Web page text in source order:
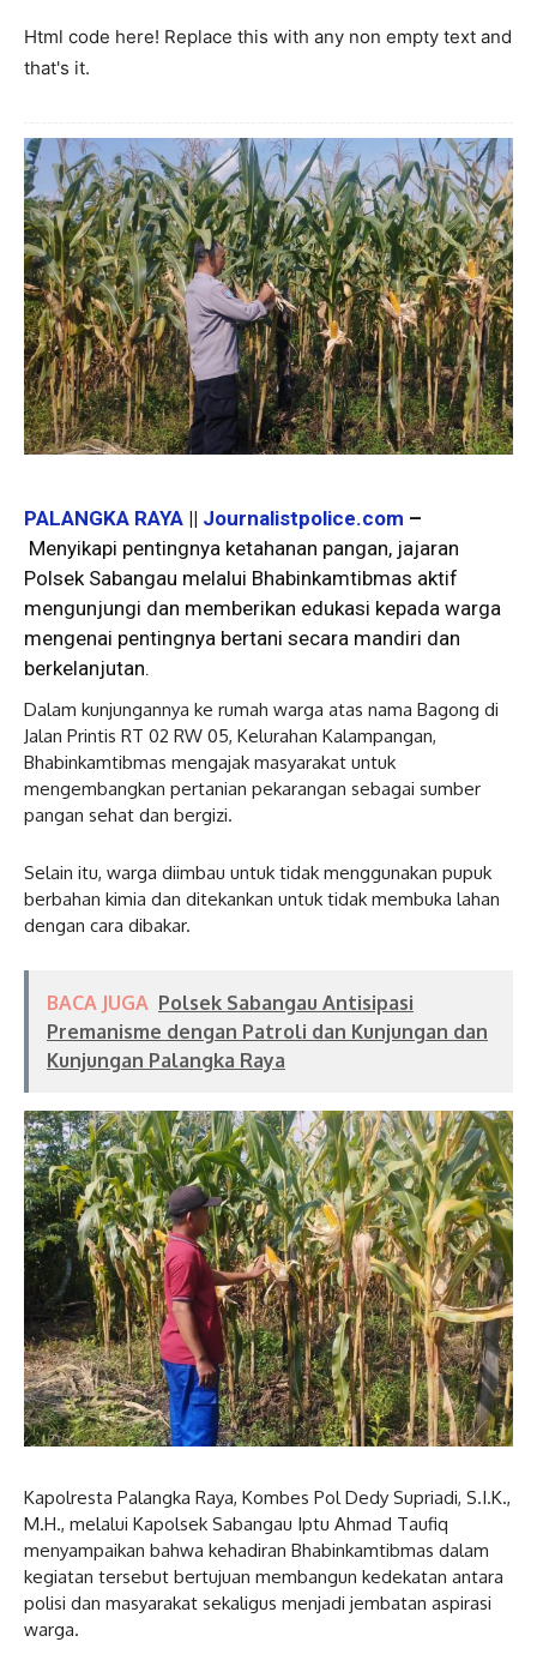
Html code here! Replace this with any non empty text and
that's it.
PALANGKA RAYA || Journalistpolice.com –
Menyikapi pentingnya ketahanan pangan, jajaran
Polsek Sabangau melalui Bhabinkamtibmas aktif
mengunjungi dan memberikan edukasi kepada warga
mengenai pentingnya bertani secara mandiri dan
berkelanjutan.
Dalam kunjungannya ke rumah warga atas nama Bagong di
Jalan Printis RT 02 RW 05, Kelurahan Kalampangan,
Bhabinkamtibmas mengajak masyarakat untuk
mengembangkan pertanian pekarangan sebagai sumber
pangan sehat dan bergizi.
Selain itu, warga diimbau untuk tidak menggunakan pupuk
berbahan kimia dan ditekankan untuk tidak membuka lahan
dengan cara dibakar.
BACA JUGA Polsek Sabangau Antisipasi
Premanisme dengan Patroli dan Kunjungan dan
Kunjungan Palangka Raya
Kapolresta Palangka Raya, Kombes Pol Dedy Supriadi, S.I.K.,
M.H., melalui Kapolsek Sabangau Iptu Ahmad Taufiq
menyampaikan bahwa kehadiran Bhabinkamtibmas dalam
kegiatan tersebut bertujuan membangun kedekatan antara
polisi dan masyarakat sekaligus menjadi jembatan aspirasi
warga.